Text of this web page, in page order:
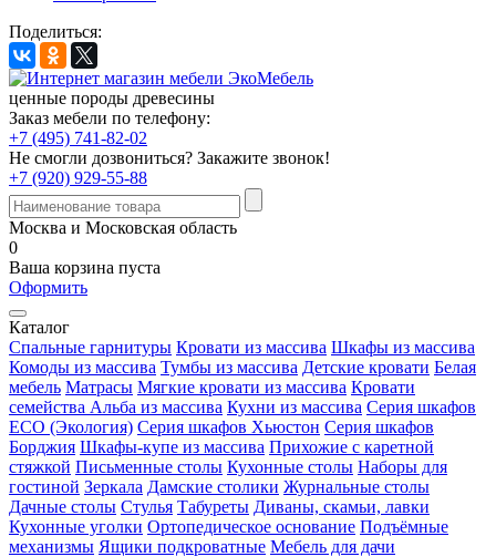
Поделиться:
ценные породы древесины
Заказ мебели по телефону:
+7 (495) 741-82-02
Не смогли дозвониться? Закажите звонок!
+7 (920) 929-55-88
Москва и Московская область
0
Ваша корзина пуста
Оформить
Каталог
Спальные гарнитуры Кровати из массива Шкафы из массива
Комоды из массива Тумбы из массива Детские кровати Белая
мебель Матрасы Мягкие кровати из массива Кровати
семейства Альба из массива Кухни из массива Серия шкафов
ECO (Экология) Серия шкафов Хьюстон Серия шкафов
Борджия Шкафы-купе из массива Прихожие с каретной
стяжкой Письменные столы Кухонные столы Наборы для
гостиной Зеркала Дамские столики Журнальные столы
Дачные столы Стулья Табуреты Диваны, скамьи, лавки
Кухонные уголки Ортопедическое основание Подъёмные
механизмы Ящики подкроватные Мебель для дачи